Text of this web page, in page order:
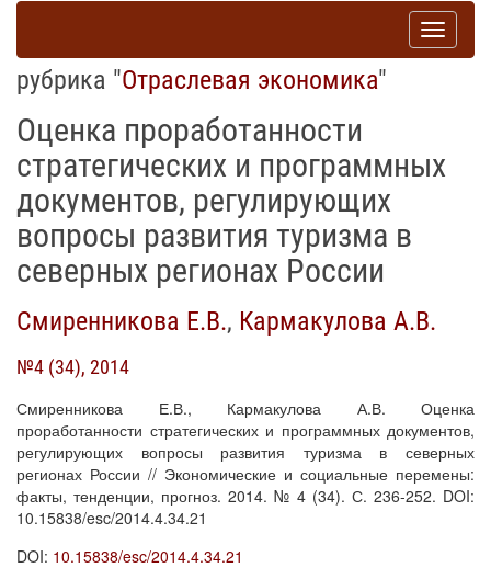
Toggle
рубрика "Отраслевая экономика"
Оценка проработанности
стратегических и программных
документов, регулирующих
вопросы развития туризма в
северных регионах России
Смиренникова Е.В., Кармакулова А.В.
№4 (34), 2014
Смиренникова Е.В., Кармакулова А.В. Оценка
проработанности стратегических и программных документов,
регулирующих вопросы развития туризма в северных
регионах России // Экономические и социальные перемены:
факты, тенденции, прогноз. 2014. № 4 (34). С. 236-252. DOI:
10.15838/esc/2014.4.34.21
DOI: 10.15838/esc/2014.4.34.21